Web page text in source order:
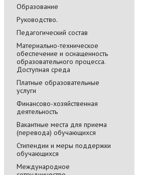
Образование
Руководство.
Педагогический состав
Материально-техническое
обеспечение и оснащенность
образовательного процесса.
Доступная среда
Платные образовательные
услуги
Финансово-хозяйственная
деятельность
Вакантные места для приема
(перевода) обучающихся
Стипендии и меры поддержки
обучающихся
Международное